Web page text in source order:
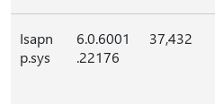
Isapn
p.sys
6.0.6001
.22176
37,432